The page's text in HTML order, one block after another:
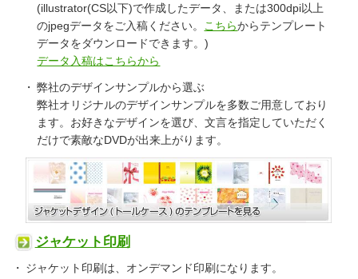
(illustrator(CS以下)で作成したデータ、または300dpi以上
のjpegデータをご入稿ください。 こちらからテンプレート
データをダウンロードできます。)
データ入稿はこちらから
弊社のデザインサンプルから選ぶ
弊社オリジナルのデザインサンプルを多数ご用意しており
ます。お好きなデザインを選び、文言を指定していただく
だけで素敵なDVDが出来上がります。
ジャケット印刷
ジャケット印刷は、オンデマンド印刷になります。